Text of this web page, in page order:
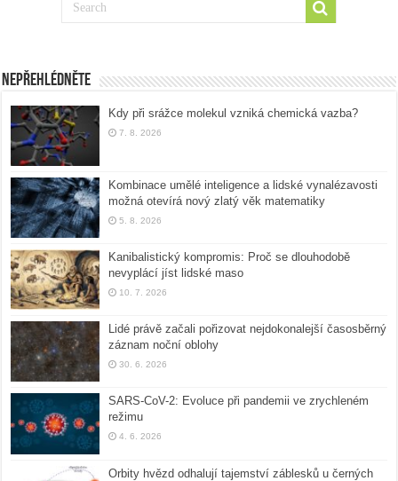
Nepřehlédněte
Kdy při srážce molekul vzniká chemická vazba?
7. 8. 2026
Kombinace umělé inteligence a lidské vynalézavosti
možná otevírá nový zlatý věk matematiky
5. 8. 2026
Kanibalistický kompromis: Proč se dlouhodobě
nevyplácí jíst lidské maso
10. 7. 2026
Lidé právě začali pořizovat nejdokonalejší časosběrný
záznam noční oblohy
30. 6. 2026
SARS-CoV-2: Evoluce při pandemii ve zrychleném
režimu
4. 6. 2026
Orbity hvězd odhalují tajemství záblesků u černých